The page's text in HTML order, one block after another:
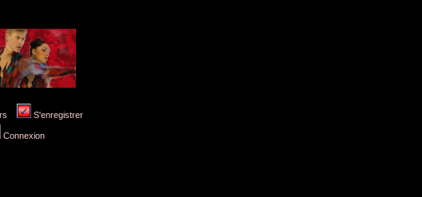
S'enregistrer
Connexion